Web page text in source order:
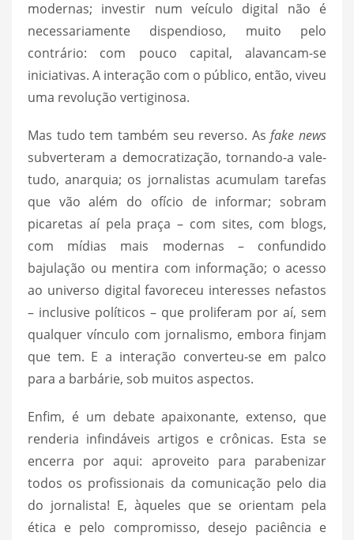
modernas; investir num veículo digital não é
necessariamente dispendioso, muito pelo
contrário: com pouco capital, alavancam-se
iniciativas. A interação com o público, então, viveu
uma revolução vertiginosa.
Mas tudo tem também seu reverso. Asfake news
subverteram a democratização, tornando-a vale-
tudo, anarquia; os jornalistas acumulam tarefas
que vão além do ofício de informar; sobram
picaretas aí pela praça – com sites, com blogs,
com mídias mais modernas – confundido
bajulação ou mentira com informação; o acesso
ao universo digital favoreceu interesses nefastos
– inclusive políticos – que proliferam por aí, sem
qualquer vínculo com jornalismo, embora finjam
que tem. E a interação converteu-se em palco
para a barbárie, sob muitos aspectos.
Enfim, é um debate apaixonante, extenso, que
renderia infindáveis artigos e crônicas. Esta se
encerra por aqui: aproveito para parabenizar
todos os profissionais da comunicação pelo dia
do jornalista! E, àqueles que se orientam pela
ética e pelo compromisso, desejo paciência e